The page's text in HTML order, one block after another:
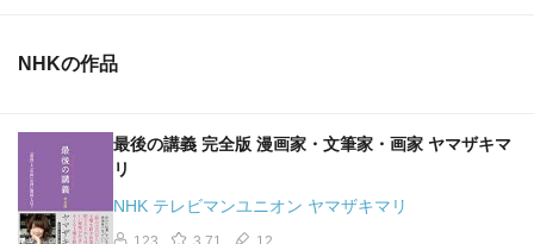
NHKの作品
最後の講義 完全版 漫画家・文筆家・画家 ヤマザキマ
リ
NHK テレビマンユニオン ヤマザキマリ